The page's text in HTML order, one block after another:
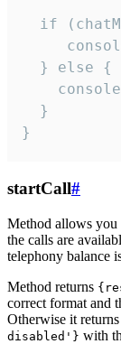
if
  } else {
  }
}
startCall#
Method allows you
the calls are
telephony balance
Method returns
correct format and
Otherwise it returns
disabled'} with